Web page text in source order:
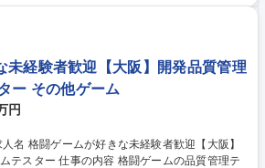
入する等、契約のデジタル化を進める業務）
リの設定・管理、セキュリティ対応、サーバ
Garoonなど） (3)DX推進業務・RPAの構
によるシステム間連携を目標に、RPAやCSV
集職種 【大阪】社内SE（IT
在宅可/年休125日／残業基本無
未経験者歓迎【大阪】開発品質管理
ー その他ゲーム
円
ゲームの品質管理テ